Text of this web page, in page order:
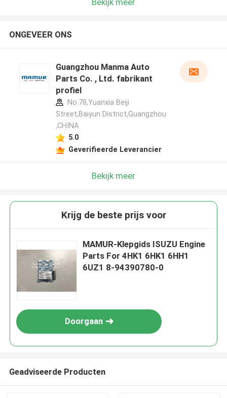
ONGEVEER ONS
Guangzhou Manma Auto
Parts Co. , Ltd. fabrikant
profiel
No.78,Yuanxia Beiji
Street,Baiyun District,Guangzhou
,CHINA
5.0
Geverifieerde Leverancier
Bekijk meer
Krijg de beste prijs voor
MAMUR-Klepgids ISUZU Engine
Parts For 4HK1 6HK1 6HH1
6UZ1 8-94390780-0
Doorgaan
Geadviseerde Producten